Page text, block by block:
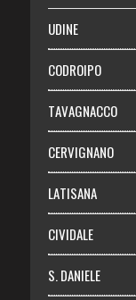
SALUTE
Necrologie
Chi siamo
Abbonati
Login
UDINE
CODROIPO
TAVAGNACCO
CERVIGNANO
LATISANA
CIVIDALE
S. DANIELE